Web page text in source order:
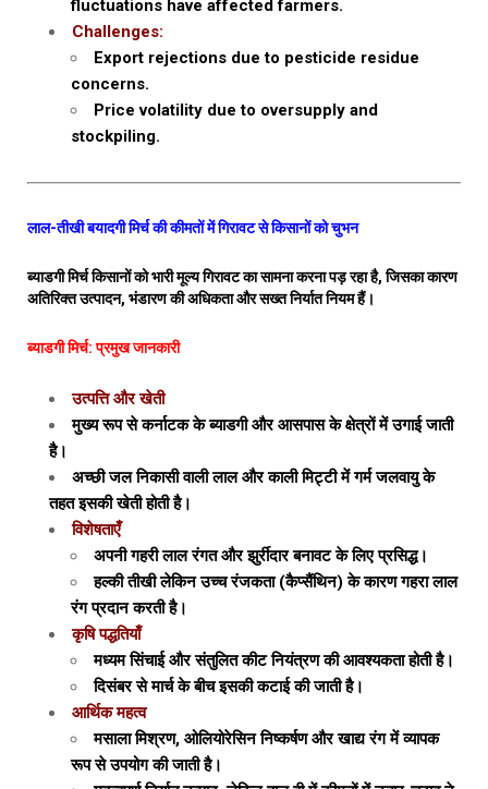
fluctuations have affected farmers.
Challenges:
Export rejections due to pesticide residue
concerns.
Price volatility due to oversupply and
stockpiling.
लाल-तीखी बयादगी मिर्च की कीमतों में गिरावट से किसानों को चुभन
ब्याडगी मिर्च किसानों को भारी मूल्य गिरावट का सामना करना पड़ रहा है, जिसका कारण
अतिरिक्त उत्पादन, भंडारण की अधिकता और सख्त निर्यात नियम हैं।
ब्याडगी मिर्च: प्रमुख जानकारी
उत्पत्ति और खेती
मुख्य रूप से कर्नाटक के ब्याडगी और आसपास के क्षेत्रों में उगाई जाती
है।
अच्छी जल निकासी वाली लाल और काली मिट्टी में गर्म जलवायु के
तहत इसकी खेती होती है।
विशेषताएँ
अपनी गहरी लाल रंगत और झुर्रीदार बनावट के लिए प्रसिद्ध।
हल्की तीखी लेकिन उच्च रंजकता (कैप्सैंथिन) के कारण गहरा लाल
रंग प्रदान करती है।
कृषि पद्धतियाँ
मध्यम सिंचाई और संतुलित कीट नियंत्रण की आवश्यकता होती है।
दिसंबर से मार्च के बीच इसकी कटाई की जाती है।
आर्थिक महत्व
मसाला मिश्रण, ओलियोरेसिन निष्कर्षण और खाद्य रंग में व्यापक
रूप से उपयोग की जाती है।